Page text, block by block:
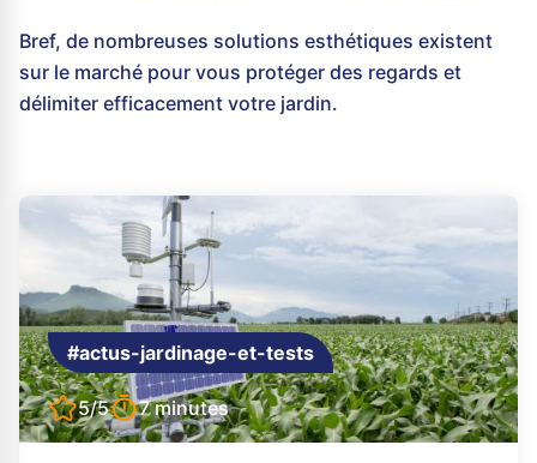
Bref, de nombreuses solutions esthétiques existent
sur le marché pour vous protéger des regards et
délimiter efficacement votre jardin.
#actus-jardinage-et-tests
5/5 7 minutes